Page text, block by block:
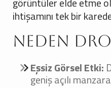
ihtişamını tek bir
Neden
Eşsiz Görsel Etki:
geniş açılı